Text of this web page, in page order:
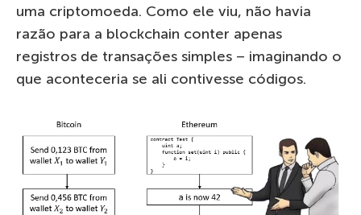
uma criptomoeda. Como ele viu, não havia
razão para a blockchain conter apenas
registros de transações simples – imaginando o
que aconteceria se ali contivesse códigos.